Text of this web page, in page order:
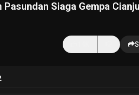
Pasundan Siaga Gempa